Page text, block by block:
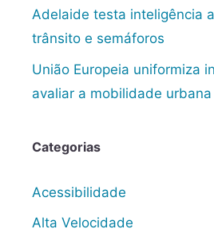
Adelaide testa inteligência
trânsito e semáforos
União Europeia uniformiza
avaliar a mobilidade urbana
Categorias
Acessibilidade
Alta Velocidade